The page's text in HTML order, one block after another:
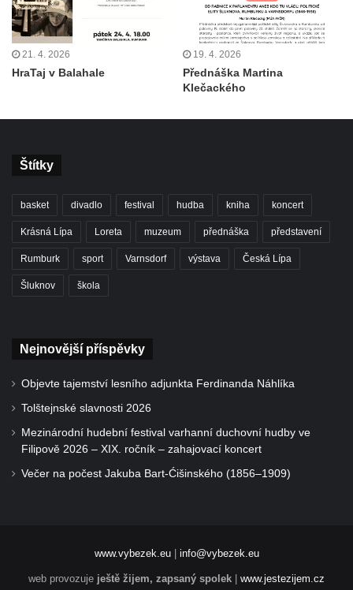
21. 4. 2026
HraTaj v Balahale
19. 4. 2026
Přednáška Martina
Klečackého
Štítky
basket divadlo festival hudba kniha koncert
Krásná Lípa Loreta muzeum přednáška představení
Rumburk sport Varnsdorf výstava Česká Lípa
Šluknov škola
Nejnovější příspěvky
Objevte tajemství lesního adjunkta Ferdinanda Náhlíka
Tolštejnské slavnosti 2026
Mezinárodní hudební festival varhanní duchovní hudby ve
Filipově 2026 – XIX. ročník – zahajovací koncert
Večer na počest Jakuba Bart-Ćišinského (1856–1909)
www.vybezek.eu| info@vybezek.eu
web provozuje ještě žijem, zapsaný spolek www.jestezijem.cz